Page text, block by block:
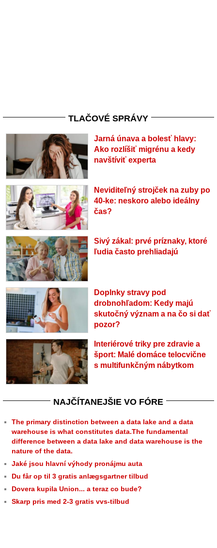
TLAČOVÉ SPRÁVY
Jarná únava a bolesť hlavy:
Ako rozlíšiť migrénu a kedy
navštíviť experta
Neviditeľný strojček na zuby po
40-ke: neskoro alebo ideálny
čas?
Sivý zákal: prvé príznaky, ktoré
ľudia často prehliadajú
Doplnky stravy pod
drobnohľadom: Kedy majú
skutočný význam a na čo si dať
pozor?
Interiérové triky pre zdravie a
šport: Malé domáce telocvične
s multifunkčným nábytkom
NAJČÍTANEJŠIE VO FÓRE
The primary distinction between a data lake and a data
warehouse is what constitutes data.The fundamental
difference between a data lake and data warehouse is the
nature of the data.
Jaké jsou hlavní výhody pronájmu auta
Du får op til 3 gratis anlægsgartner tilbud
Dovera kupila Union... a teraz co bude?
Skarp pris med 2-3 gratis vvs-tilbud